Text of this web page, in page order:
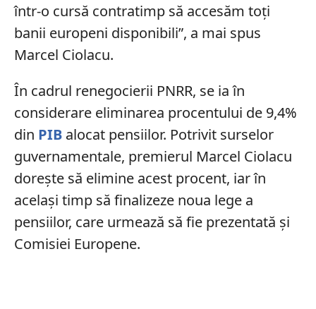
într-o cursă contratimp să accesăm toți
banii europeni disponibili”, a mai spus
Marcel Ciolacu.
În cadrul renegocierii PNRR, se ia în
considerare eliminarea procentului de 9,4%
din PIBalocat pensiilor. Potrivit surselor
guvernamentale, premierul Marcel Ciolacu
dorește să elimine acest procent, iar în
același timp să finalizeze noua lege a
pensiilor, care urmează să fie prezentată și
Comisiei Europene.